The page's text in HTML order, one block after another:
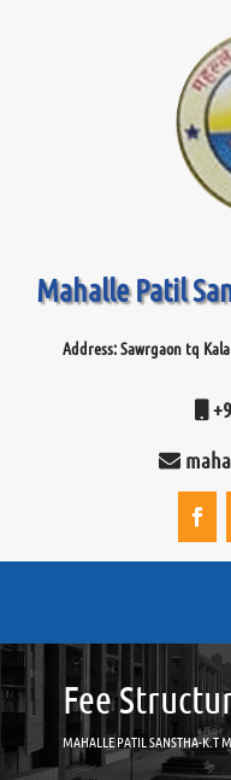
Mahalle Patil
Address: Sawrgaon tq
Fee
MAHALLE PATIL SANSTHA-K.T